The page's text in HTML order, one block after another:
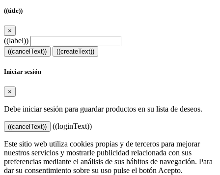
((title))
×
((label))
((cancelText)) ((createText))
Iniciar sesión
×
Debe iniciar sesión para guardar productos en su lista de deseos.
((cancelText)) ((loginText))
Este sitio web utiliza cookies propias y de terceros para mejorar
nuestros servicios y mostrarle publicidad relacionada con sus
preferencias mediante el análisis de sus hábitos de navegación. Para
dar su consentimiento sobre su uso pulse el botón Acepto.